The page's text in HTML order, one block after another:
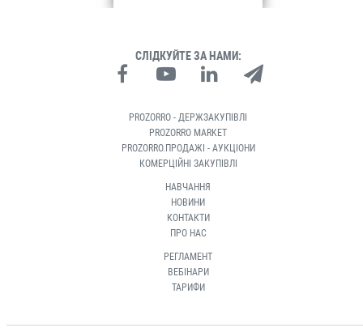
СЛІДКУЙТЕ ЗА НАМИ:
PROZORRO - ДЕРЖЗАКУПІВЛІ
PROZORRO MARKET
PROZORRO.ПРОДАЖІ - АУКЦІОНИ
КОМЕРЦІЙНІ ЗАКУПІВЛІ
НАВЧАННЯ
НОВИНИ
КОНТАКТИ
ПРО НАС
РЕГЛАМЕНТ
ВЕБІНАРИ
ТАРИФИ